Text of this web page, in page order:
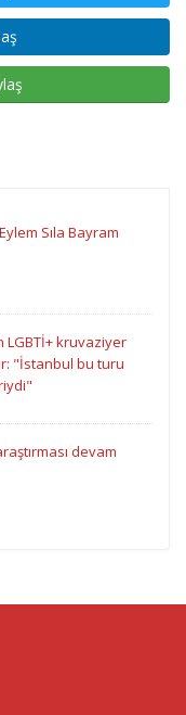
Sıla Bayram
LGBTİ+ kruvaziyer
"İstanbul bu turu
devam